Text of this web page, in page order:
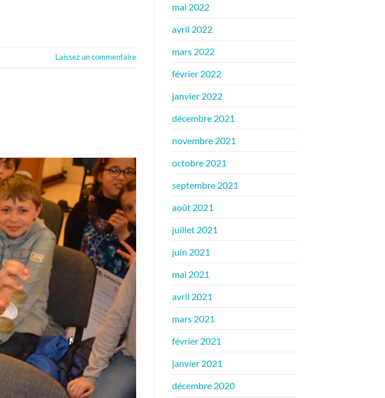
Laissez un commentaire
mai 2022
avril 2022
mars 2022
février 2022
janvier 2022
décembre 2021
novembre 2021
octobre 2021
septembre 2021
août 2021
juillet 2021
juin 2021
mai 2021
avril 2021
mars 2021
février 2021
janvier 2021
décembre 2020